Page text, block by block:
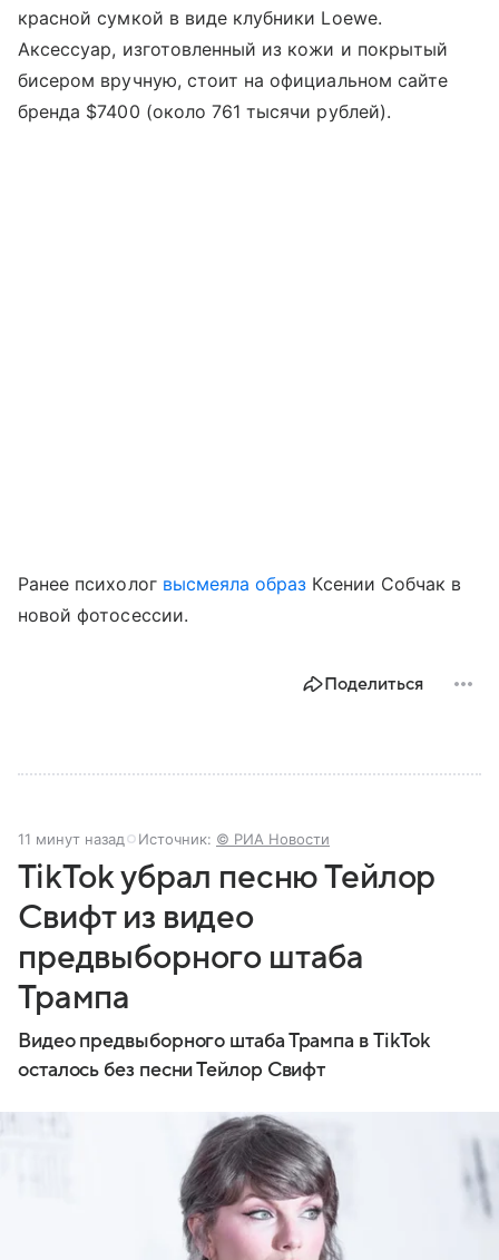
красной сумкой в виде клубники Loewe.
Аксессуар, изготовленный ​​из кожи и покрытый
бисером вручную, стоит на официальном сайте
бренда $7400 (около 761 тысячи рублей).
Ранее психолог высмеяла образ Ксении Собчак в
новой фотосессии.
Поделиться
11 минут назад Источник: © РИА Новости
TikTok убрал песню Тейлор
Свифт из видео
предвыборного штаба
Трампа
Видео предвыборного штаба Трампа в TikTok
осталось без песни Тейлор Свифт